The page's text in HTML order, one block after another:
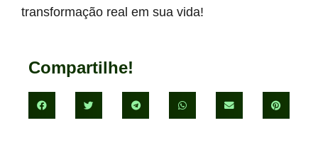
transformação real em sua vida!
Compartilhe!